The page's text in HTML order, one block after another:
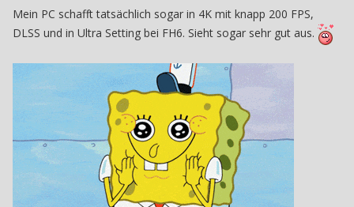
Mein PC schafft tatsächlich sogar in 4K mit knapp 200 FPS,
DLSS und in Ultra Setting bei FH6. Sieht sogar sehr gut aus.